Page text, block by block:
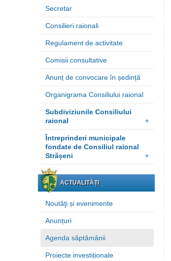
Secretar
Consilieri raionali
Regulament de activitate
Comisii consultative
Anunț de convocare în ședință
Organigrama Consiliului raional
Subdiviziunile Consiliului
raional
+
Întreprinderi municipale
fondate de Consiliul raional
Strășeni
+
ACTUALITĂȚI
Noutăţi și evenimente
Anunțuri
Agenda săptămânii
Proiecte investiționale